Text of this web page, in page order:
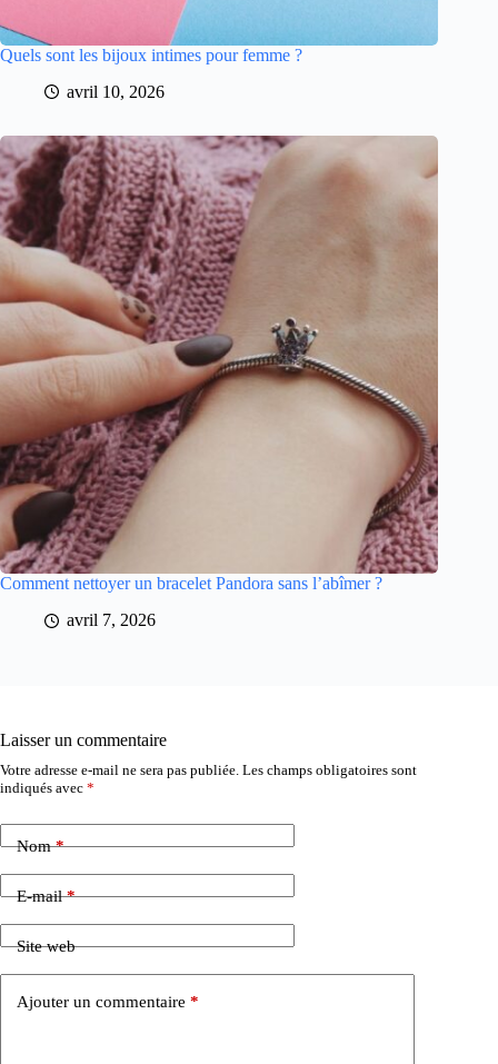
Quels sont les bijoux intimes pour femme ?
avril 10, 2026
Comment nettoyer un bracelet Pandora sans l’abîmer ?
avril 7, 2026
Laisser un commentaire
Votre adresse e-mail ne sera pas publiée. Les champs obligatoires sont
indiqués avec *
Nom*
E-mail*
Site web
Ajouter un commentaire *